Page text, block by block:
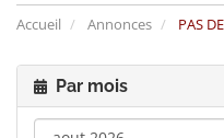
Accueil Annonces PAS
Par mois